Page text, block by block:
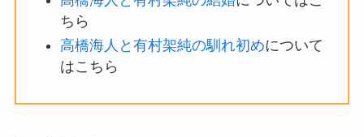
ちら
高橋海人と有村架純の馴れ初めについて
はこちら